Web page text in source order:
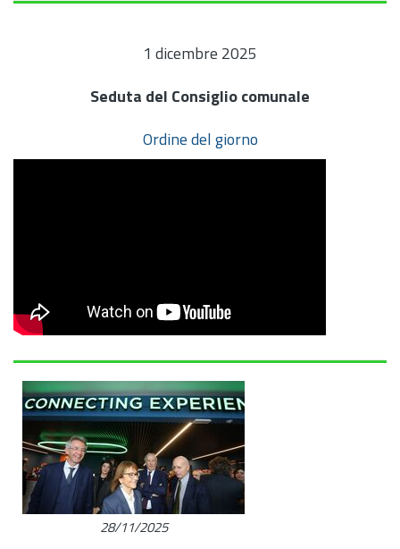
1 dicembre 2025
Seduta del Consiglio comunale
Ordine del giorno
28/11/2025